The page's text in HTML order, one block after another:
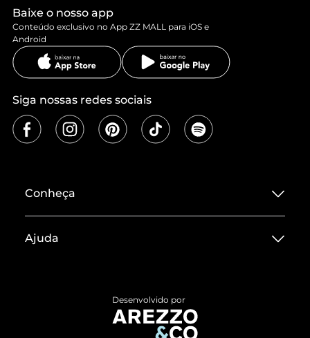
Baixe o nosso app
Conteúdo exclusivo no App ZZ MALL para iOS e
Android
Siga nossas redes sociais
Conheça
Termos de Uso
ZZ MALL é confiável
Ajuda
Devolução do Produto
Desenvolvido por